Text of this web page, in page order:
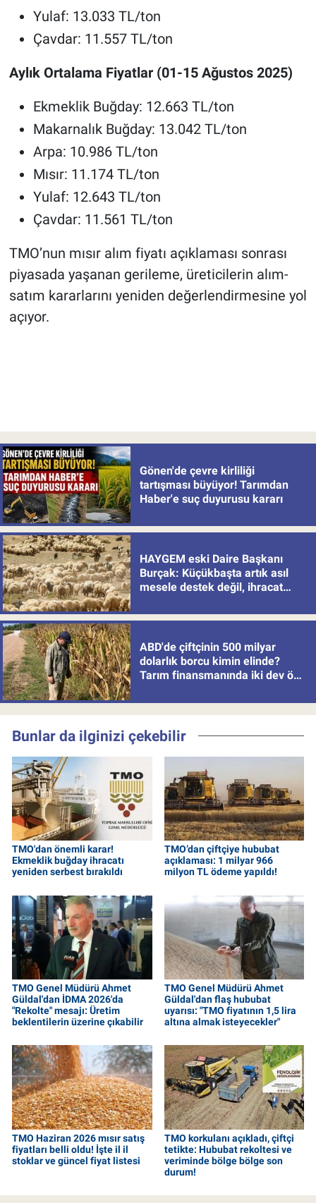
Yulaf: 13.033 TL/ton
Çavdar: 11.557 TL/ton
Aylık Ortalama Fiyatlar (01-15 Ağustos 2025)
Ekmeklik Buğday: 12.663 TL/ton
Makarnalık Buğday: 13.042 TL/ton
Arpa: 10.986 TL/ton
Mısır: 11.174 TL/ton
Yulaf: 12.643 TL/ton
Çavdar: 11.561 TL/ton
TMO’nun mısır alım fiyatı açıklaması sonrası
piyasada yaşanan gerileme, üreticilerin alım-
satım kararlarını yeniden değerlendirmesine yol
açıyor.
Gönen'de çevre kirliliği
tartışması büyüyor! Tarımdan
Haber'e suç duyurusu kararı
HAYGEM eski Daire Başkanı
Burçak: Küçükbaşta artık asıl
mesele destek değil, ihracat
ABD'de çiftçinin 500 milyar
dolarlık borcu kimin elinde?
Tarım finansmanında iki dev öne
Bunlar da ilginizi çekebilir
TMO'dan önemli karar!
Ekmeklik buğday ihracatı
yeniden serbest bırakıldı
TMO’dan çiftçiye hububat
açıklaması: 1 milyar 966
milyon TL ödeme yapıldı!
TMO Genel Müdürü Ahmet
Güldal'dan İDMA 2026'da
"Rekolte" mesajı: Üretim
beklentilerin üzerine çıkabilir
TMO Genel Müdürü Ahmet
Güldal'dan flaş hububat
uyarısı: "TMO fiyatının 1,5 lira
altına almak isteyecekler"
TMO Haziran 2026 mısır satış
fiyatları belli oldu! İşte il il
stoklar ve güncel fiyat listesi
TMO korkulanı açıkladı, çiftçi
tetikte: Hububat rekoltesi ve
veriminde bölge bölge son
durum!